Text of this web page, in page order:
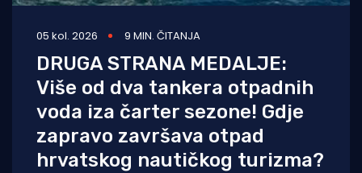
05 kol. 2026 9 MIN. ČITANJA
DRUGA STRANA MEDALJE:
Više od dva tankera otpadnih
voda iza čarter sezone! Gdje
zapravo završava otpad
hrvatskog nautičkog turizma?